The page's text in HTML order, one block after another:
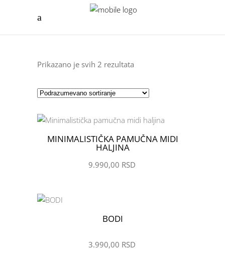
Prikazano je svih 2 rezultata
ŽELIM
MINIMALISTIČKA PAMUČNA MIDI
HALJINA
9.990,00 RSD
BODI
3.990,00 RSD